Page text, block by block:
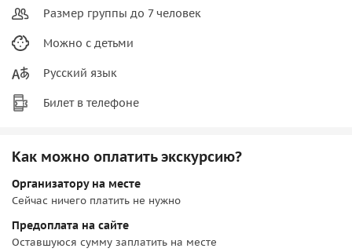
Размер группы до 7 человек
Можно с детьми
Русский язык
Билет в телефоне
Как можно оплатить экскурсию?
Организатору на месте
Сейчас ничего платить не нужно
Предоплата на сайте
Оставшуюся сумму заплатить на месте